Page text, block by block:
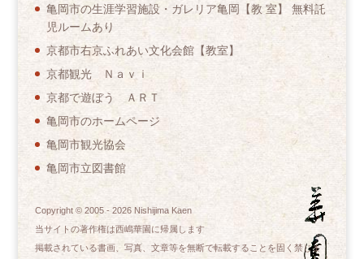
亀岡市の生涯学習施設・ガレリア亀岡【教 室】 無料託
児ルームあり
京都市右京ふれあい文化会館【教室】
京都観光 Ｎａｖｉ
京都で遊ぼう ＡＲＴ
亀岡市のホームページ
亀岡市観光協会
亀岡市立図書館
Copyright © 2005 - 2026Nishijima Kaen
当サイトの著作権は西嶋華園に帰属します
掲載されている書画、写真、文章等を無断で転載することを固く禁じま